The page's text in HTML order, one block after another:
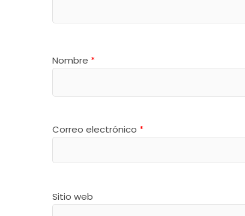
Nombre *
Correo electrónico *
Sitio web